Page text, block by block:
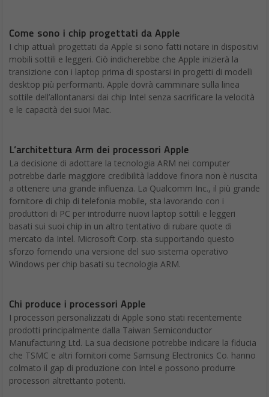
Come sono i chip progettati da Apple
I chip attuali progettati da Apple si sono fatti notare in dispositivi
mobili sottili e leggeri. Ciò indicherebbe che Apple inizierà la
transizione con i laptop prima di spostarsi in progetti di modelli
desktop più performanti. Apple dovrà camminare sulla linea
sottile dell’allontanarsi dai chip Intel senza sacrificare la velocità
e le capacità dei suoi Mac.
L’architettura Arm dei processori Apple
La decisione di adottare la tecnologia ARM nei computer
potrebbe darle maggiore credibilità laddove finora non è riuscita
a ottenere una grande influenza. La Qualcomm Inc., il più grande
fornitore di chip di telefonia mobile, sta lavorando con i
produttori di PC per introdurre nuovi laptop sottili e leggeri
basati sui suoi chip in un altro tentativo di rubare quote di
mercato da Intel. Microsoft Corp. sta supportando questo
sforzo fornendo una versione del suo sistema operativo
Windows per chip basati su tecnologia ARM.
Chi produce i processori Apple
I processori personalizzati di Apple sono stati recentemente
prodotti principalmente dalla Taiwan Semiconductor
Manufacturing Ltd. La sua decisione potrebbe indicare la fiducia
che TSMC e altri fornitori come Samsung Electronics Co. hanno
colmato il gap di produzione con Intel e possono produrre
processori altrettanto potenti.